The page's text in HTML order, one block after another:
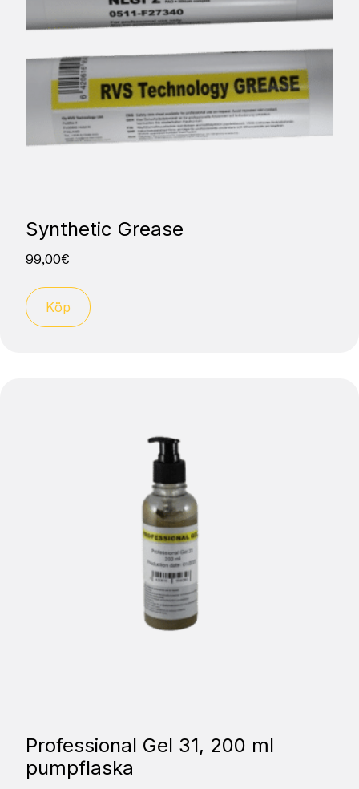
Synthetic Grease
99,00€
Köp
Professional Gel 31, 200 ml
pumpflaska